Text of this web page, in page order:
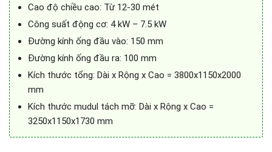
Cao độ chiều cao: Từ 12-30 mét
Công suất động cơ: 4 kW – 7.5 kW
Đường kính ống đầu vào: 150 mm
Đường kính ống đầu ra: 100 mm
Kích thước tổng: Dài x Rộng x Cao = 3800x1150x2000
mm
Kích thước mudul tách mỡ: Dài x Rộng x Cao =
3250x1150x1730 mm